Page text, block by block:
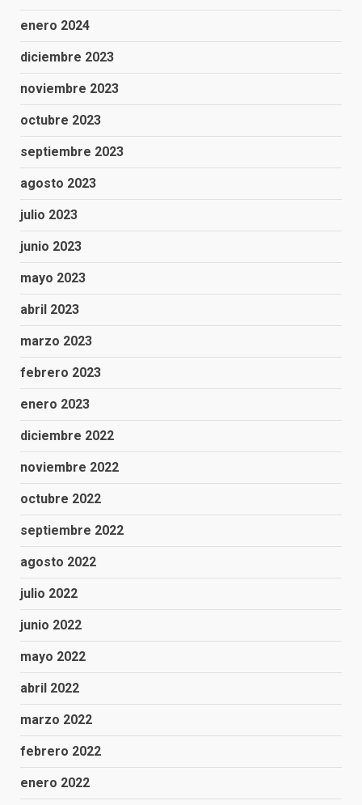
enero 2024
diciembre 2023
noviembre 2023
octubre 2023
septiembre 2023
agosto 2023
julio 2023
junio 2023
mayo 2023
abril 2023
marzo 2023
febrero 2023
enero 2023
diciembre 2022
noviembre 2022
octubre 2022
septiembre 2022
agosto 2022
julio 2022
junio 2022
mayo 2022
abril 2022
marzo 2022
febrero 2022
enero 2022